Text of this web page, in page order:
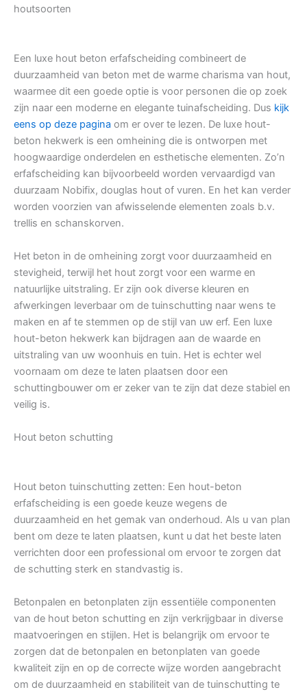
houtsoorten
Een luxe hout beton erfafscheiding combineert de
duurzaamheid van beton met de warme charisma van hout,
waarmee dit een goede optie is voor personen die op zoek
zijn naar een moderne en elegante tuinafscheiding. Dus kijk
eens op deze pagina om er over te lezen. De luxe hout-
beton hekwerk is een omheining die is ontworpen met
hoogwaardige onderdelen en esthetische elementen. Zo’n
erfafscheiding kan bijvoorbeeld worden vervaardigd van
duurzaam Nobifix, douglas hout of vuren. En het kan verder
worden voorzien van afwisselende elementen zoals b.v.
trellis en schanskorven.
Het beton in de omheining zorgt voor duurzaamheid en
stevigheid, terwijl het hout zorgt voor een warme en
natuurlijke uitstraling. Er zijn ook diverse kleuren en
afwerkingen leverbaar om de tuinschutting naar wens te
maken en af te stemmen op de stijl van uw erf. Een luxe
hout-beton hekwerk kan bijdragen aan de waarde en
uitstraling van uw woonhuis en tuin. Het is echter wel
voornaam om deze te laten plaatsen door een
schuttingbouwer om er zeker van te zijn dat deze stabiel en
veilig is.
Hout beton schutting
Hout beton tuinschutting zetten: Een hout-beton
erfafscheiding is een goede keuze wegens de
duurzaamheid en het gemak van onderhoud. Als u van plan
bent om deze te laten plaatsen, kunt u dat het beste laten
verrichten door een professional om ervoor te zorgen dat
de schutting sterk en standvastig is.
Betonpalen en betonplaten zijn essentiële componenten
van de hout beton schutting en zijn verkrijgbaar in diverse
maatvoeringen en stijlen. Het is belangrijk om ervoor te
zorgen dat de betonpalen en betonplaten van goede
kwaliteit zijn en op de correcte wijze worden aangebracht
om de duurzaamheid en stabiliteit van de tuinschutting te